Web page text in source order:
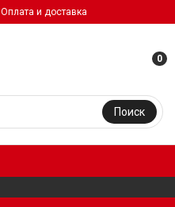
Оплата и доставка
Поиск
0